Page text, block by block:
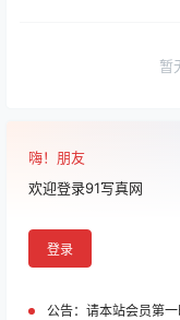
暂
嗨！朋友
欢迎登录91写真网
登录
公告： 请本站会员第一